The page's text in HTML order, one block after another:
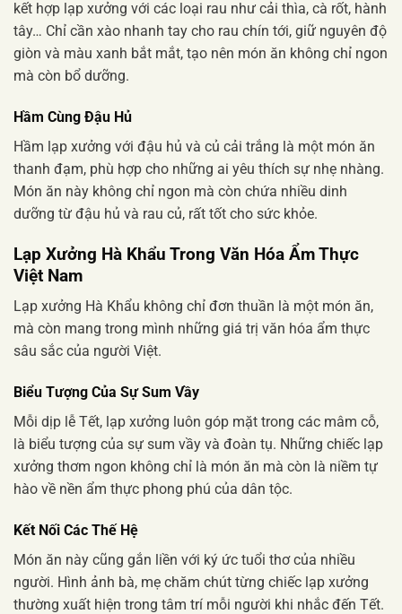
kết hợp lạp xưởng với các loại rau như cải thìa, cà rốt, hành
tây… Chỉ cần xào nhanh tay cho rau chín tới, giữ nguyên độ
giòn và màu xanh bắt mắt, tạo nên món ăn không chỉ ngon
mà còn bổ dưỡng.
Hầm Cùng Đậu Hủ
Hầm lạp xưởng với đậu hủ và củ cải trắng là một món ăn
thanh đạm, phù hợp cho những ai yêu thích sự nhẹ nhàng.
Món ăn này không chỉ ngon mà còn chứa nhiều dinh
dưỡng từ đậu hủ và rau củ, rất tốt cho sức khỏe.
Lạp Xưởng Hà Khẩu Trong Văn Hóa Ẩm Thực
Việt Nam
Lạp xưởng Hà Khẩu không chỉ đơn thuần là một món ăn,
mà còn mang trong mình những giá trị văn hóa ẩm thực
sâu sắc của người Việt.
Biểu Tượng Của Sự Sum Vầy
Mỗi dịp lễ Tết, lạp xưởng luôn góp mặt trong các mâm cỗ,
là biểu tượng của sự sum vầy và đoàn tụ. Những chiếc lạp
xưởng thơm ngon không chỉ là món ăn mà còn là niềm tự
hào về nền ẩm thực phong phú của dân tộc.
Kết Nối Các Thế Hệ
Món ăn này cũng gắn liền với ký ức tuổi thơ của nhiều
người. Hình ảnh bà, mẹ chăm chút từng chiếc lạp xưởng
thường xuất hiện trong tâm trí mỗi người khi nhắc đến Tết.